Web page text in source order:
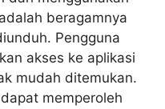
beragamnya
Pengguna
akses ke aplikasi
mudah ditemukan.
memperoleh